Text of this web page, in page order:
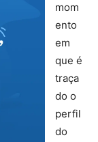
mom
ento
em
que é
traça
do o
perfil
do